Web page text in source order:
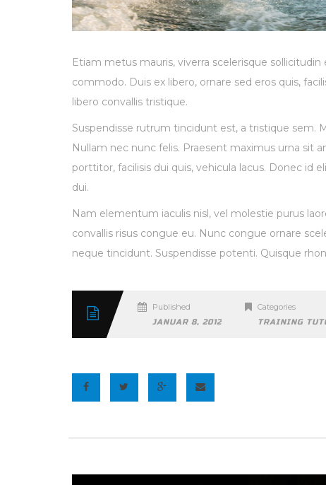
Etiam metus mauris, viverra scelerisque
commodo. Duis ex libero, ornare sed eros quis,
libero convallis tristique.
Suspendisse rutrum tincidunt est, a tristique sem.
Nullam nec nunc felis. Praesent maximus urna sit
porttitor, facilisis dui quis, vehicula lacus. Donec id
dui.
Nam elementum iaculis nisl, vel molestie purus
convallis risus congue eu. Nunc congue ornare
neque tincidunt. Suspendisse potenti. Quisque
Published
JANUAR 8, 2012
Categories
TRAINING